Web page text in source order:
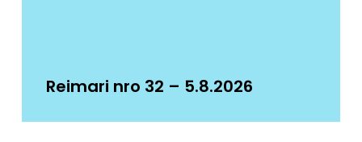
Reimari nro 32 – 5.8.2026